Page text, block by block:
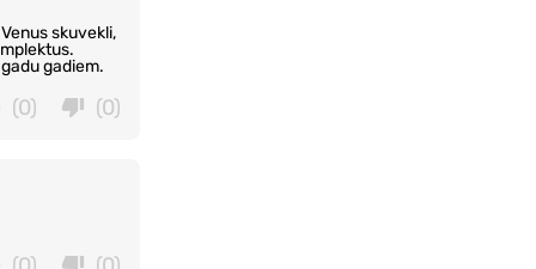
skuvekli,
gadiem.
(0)
(0)